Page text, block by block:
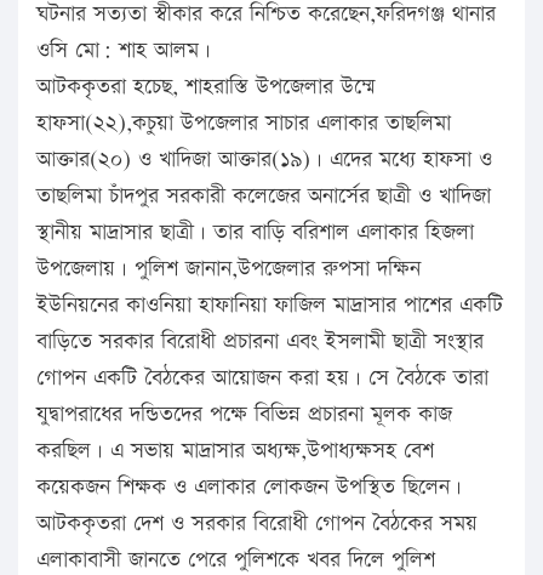
ঘটনার সত্যতা স্বীকার করে নিশ্চিত করেছেন,ফরিদগঞ্জ থানার
ওসি মো: শাহ আলম।
আটককৃতরা হচেছ, শাহরাস্তি উপজেলার উম্মে
হাফসা(২২),কচুয়া উপজেলার সাচার এলাকার তাছলিমা
আক্তার(২০) ও খাদিজা আক্তার(১৯)। এদের মধ্যে হাফসা ও
তাছলিমা চাঁদপুর সরকারী কলেজের অনার্সের ছাত্রী ও খাদিজা
স্থানীয় মাদ্রাসার ছাত্রী। তার বাড়ি বরিশাল এলাকার হিজলা
উপজেলায়। পুলিশ জানান,উপজেলার রুপসা দক্ষিন
ইউনিয়নের কাওনিয়া হাফানিয়া ফাজিল মাদ্রাসার পাশের একটি
বাড়িতে সরকার বিরোধী প্রচারনা এবং ইসলামী ছাত্রী সংস্থার
গোপন একটি বৈঠকের আয়োজন করা হয়। সে বৈঠকে তারা
যুদ্বাপরাধের দন্ডিতদের পক্ষে বিভিন্ন প্রচারনা মূলক কাজ
করছিল। এ সভায় মাদ্রাসার অধ্যক্ষ,উপাধ্যক্ষসহ বেশ
কয়েকজন শিক্ষক ও এলাকার লোকজন উপস্থিত ছিলেন।
আটককৃতরা দেশ ও সরকার বিরোধী গোপন বৈঠকের সময়
এলাকাবাসী জানতে পেরে পুলিশকে খবর দিলে পুলিশ